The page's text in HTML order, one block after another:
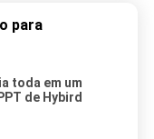
para
toda em um
de Hybird